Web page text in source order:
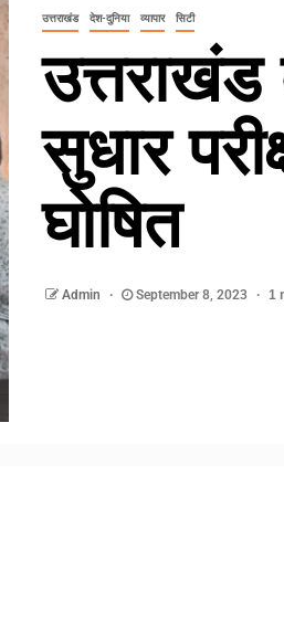
उत्तराखंड देश-दुनिया व्यापार सिटी
उत्तराखंड
सुधार
घोषित
Admin September 8, 2023 1